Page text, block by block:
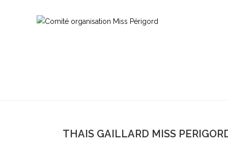
THAIS GAILLARD MISS